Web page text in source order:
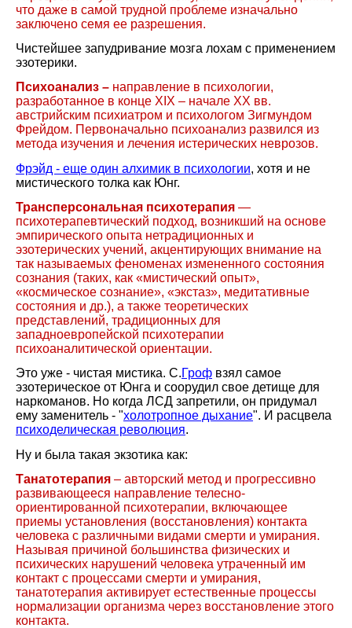
что даже в самой трудной проблеме изначально
заключено семя ее разрешения.
Чистейшее запудривание мозга лохам с применением
эзотерики.
Психоанализ – направление в психологии,
разработанное в конце XIX – начале XX вв.
австрийским психиатром и психологом Зигмундом
Фрейдом. Первоначально психоанализ развился из
метода изучения и лечения истерических неврозов.
Фрэйд - еще один алхимик в психологии, хотя и не
мистического толка как Юнг.
Трансперсональная психотерапия —
психотерапевтический подход, возникший на основе
эмпирического опыта нетрадиционных и
эзотерических учений, акцентирующих внимание на
так называемых феноменах измененного состояния
сознания (таких, как «мистический опыт»,
«космическое сознание», «экстаз», медитативные
состояния и др.), а также теоретических
представлений, традиционных для
западноевропейской психотерапии
психоаналитической ориентации.
Это уже - чистая мистика. С.Гроф взял самое
эзотерическое от Юнга и соорудил свое детище для
наркоманов. Но когда ЛСД запретили, он придумал
ему заменитель - "холотропное дыхание". И расцвела
психоделическая революция.
Ну и была такая экзотика как:
Танатотерапия – авторский метод и прогрессивно
развивающееся направление телесно-
ориентированной психотерапии, включающее
приемы установления (восстановления) контакта
человека с различными видами смерти и умирания.
Называя причиной большинства физических и
психических нарушений человека утраченный им
контакт с процессами смерти и умирания,
танатотерапия активирует естественные процессы
нормализации организма через восстановление этого
контакта.